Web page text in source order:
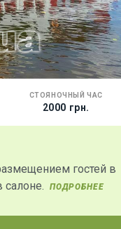
СТОЯНОЧНЫЙ ЧАС
2000 грн.
гостей в
салоне.
ПОДРОБНЕЕ